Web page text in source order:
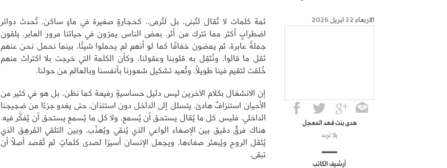
الاربعاء 22 ابريل 2026
هدى بنت فهد المعجل
بلا تردد
أرشيف الكاتب
ثمة كلمات لا تُقال لتُبنى، بل لتُرمى.. كحجارةٍ صغيرة في ماءٍ ساكن، تُحدث دوائر
اضطرابٍ أكثر مما تترك من أثر. بعض الناس يمرّون في حياتنا مرور العابر، يلقون
جملةً عابرة، ثم يمضون خفافًا كما لو أنهم لم يحملوا شيئًا، بينما نحمل نحن عنهم
ثقل ما قالوا، ونُثقِل به قلوبنا وعقولنا، وكأن الكلمة التي خرجت بلا اكتراث منهم
خُلقت لتقيم فينا طويلًا، وتُعيد تشكيل شعورنا بأنفسنا وبالعالم من حولنا.
إن الانشغال بكلام الآخرين ليس دليل حساسيةٍ رفيعة كما نظن، بل هو في كثير من
الأحيان استنزافٌ هادئ، يتسلل إلى الداخل دون استئذان، حتى يغدو جزءًا من ضجيجنا
الداخلي. فليس كل ما يُقال يستحق أن يُسمع، ولا كل ما يُسمع يستحق أن يُفكَّر فيه.
هناك فرقٌ دقيق بين الإصغاء الواعي الذي يُنمّي ويُهذّب، وبين التلقي المُرهِق الذي
يُثقل الروح ويُبعثر صفاءها، ويجعل الإنسان أسيرًا لصدى كلماتٍ لم تُقصد أصلًا أن
تبقى.